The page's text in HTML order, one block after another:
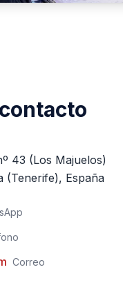
43 (Los Majuelos)
(Tenerife), España
Correo